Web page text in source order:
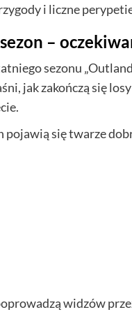
i liczne
–
sezonu
jak zakończą się
pojawią się twarze
widzów